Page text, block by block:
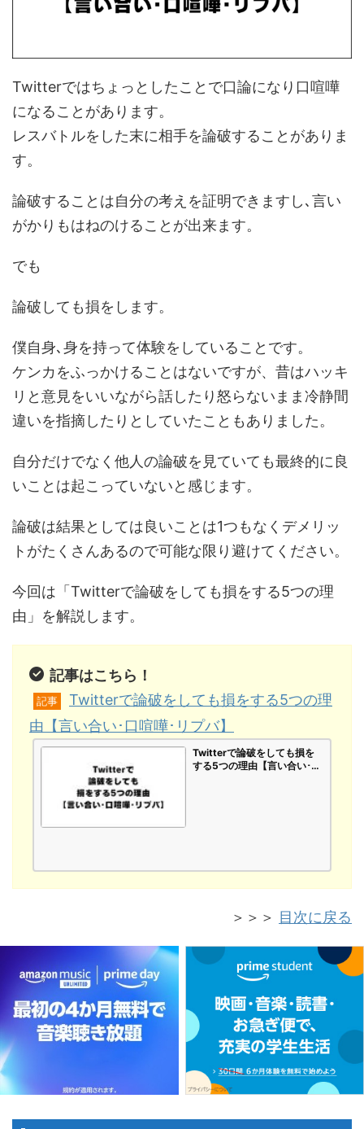
Twitterではちょっとしたことで口論になり口喧嘩
になることがあります。
レスバトルをした末に相手を論破することがありま
す。
論破することは自分の考えを証明できますし､言い
がかりもはねのけることが出来ます。
でも
論破しても損をします。
僕自身､身を持って体験をしていることです。
ケンカをふっかけることはないですが、昔はハッキ
リと意見をいいながら話したり怒らないまま冷静間
違いを指摘したりとしていたこともありました。
自分だけでなく他人の論破を見ていても最終的に良
いことは起こっていないと感じます。
論破は結果としては良いことは1つもなくデメリッ
トがたくさんあるので可能な限り避けてください。
今回は「Twitterで論破をしても損をする5つの理
由」を解説します。
記事はこちら！
記事
Twitterで論破をしても損をする5つの理
由【言い合い･口喧嘩･リプバ】
Twitterで論破をしても損を
する5つの理由【言い合い･口
＞＞＞ 目次に戻る